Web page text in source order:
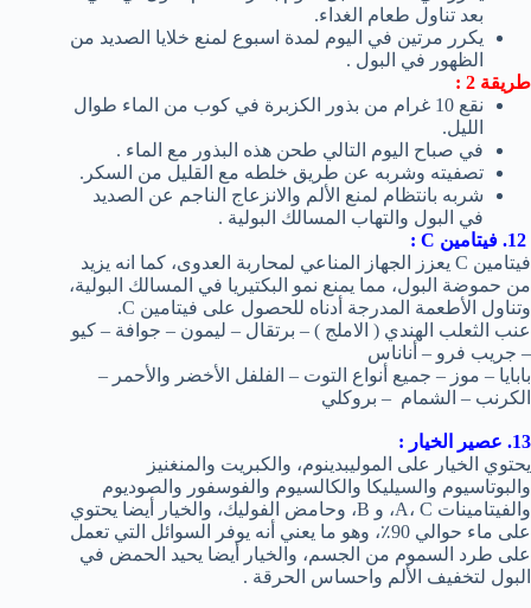
بعد تناول طعام الغداء.
يكرر مرتين في اليوم لمدة اسبوع لمنع خلايا الصديد من
الظهور في البول .
طريقة 2 :
نقع 10 غرام من بذور الكزبرة في كوب من الماء طوال
الليل.
في صباح اليوم التالي طحن هذه البذور مع الماء .
تصفيته وشربه عن طريق خلطه مع القليل من السكر.
شربه بانتظام لمنع الألم والانزعاج الناجم عن الصديد
في البول والتهاب المسالك البولية .
12. فيتامين C :
فيتامين C يعزز الجهاز المناعي لمحاربة العدوى، كما انه يزيد
من حموضة البول، مما يمنع نمو البكتيريا في المسالك البولية،
وتناول الأطعمة المدرجة أدناه للحصول على فيتامين C.
عنب الثعلب الهندي ( الاملج ) – برتقال – ليمون – جوافة – كيو
– جريب فرو – أناناس
بابايا – موز – جميع أنواع التوت – الفلفل الأخضر والأحمر –
الكرنب – الشمام – بروكلي
13. عصير الخيار :
يحتوي الخيار على الموليبدينوم، والكبريت والمنغنيز
والبوتاسيوم والسيليكا والكالسيوم والفوسفور والصوديوم
والفيتامينات A، C، و B، وحامض الفوليك، والخيار أيضا يحتوي
على ماء حوالي 90٪، وهو ما يعني أنه يوفر السوائل التي تعمل
على طرد السموم من الجسم، والخيار أيضا يحيد الحمض في
البول لتخفيف الألم واحساس الحرقة .